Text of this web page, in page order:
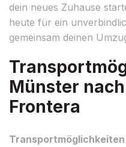
dein neues Zuhause
heute für ein
gemeinsam deinen
Münster
Frontera